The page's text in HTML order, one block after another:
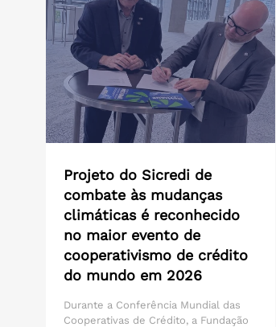
Projeto do Sicredi de
combate às mudanças
climáticas é reconhecido
no maior evento de
cooperativismo de crédito
do mundo em 2026
Durante a Conferência Mundial das
Cooperativas de Crédito, a Fundação